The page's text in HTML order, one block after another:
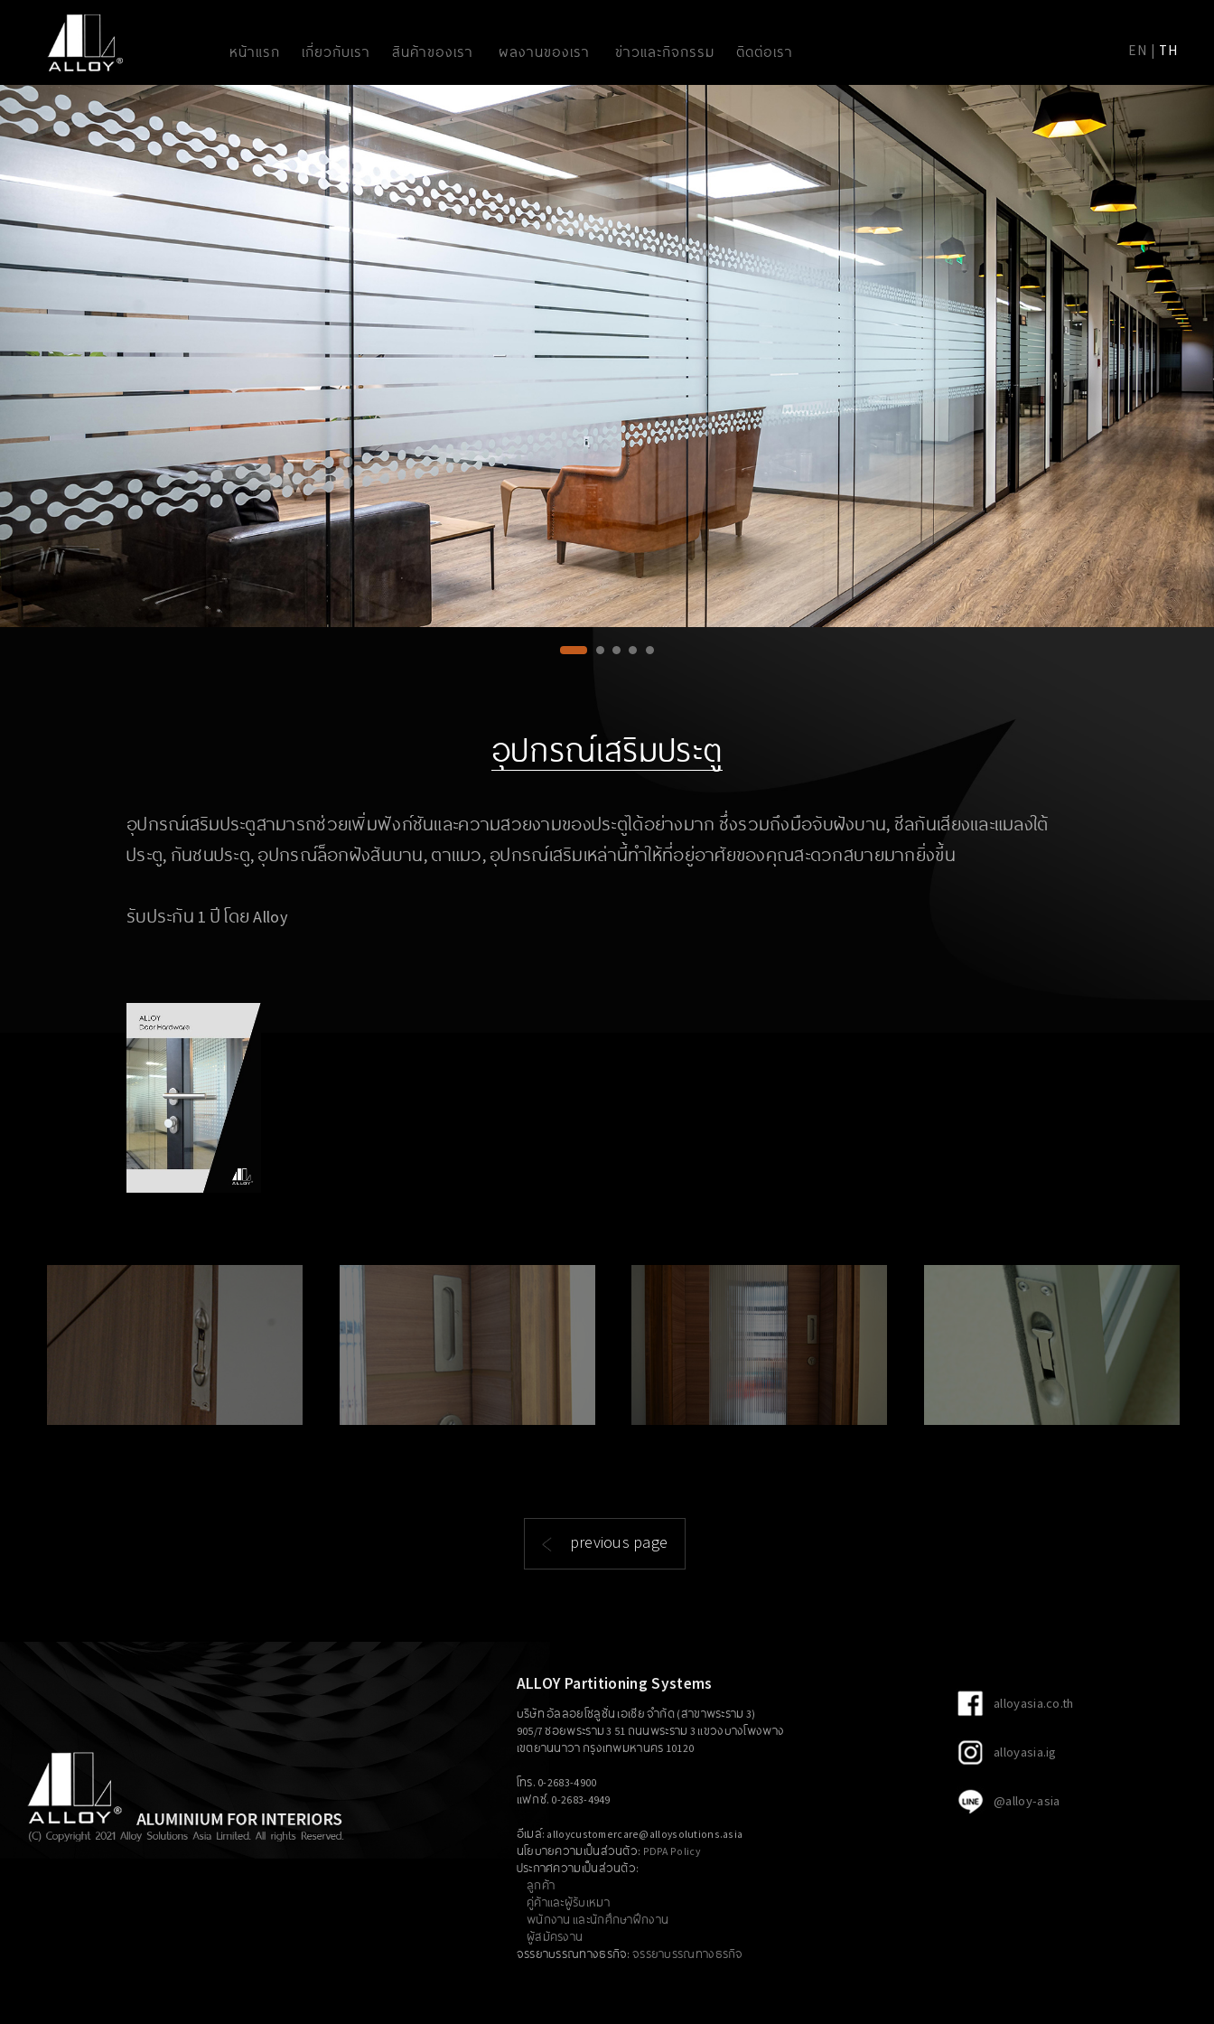
หน้าแรก เกี่ยวกับเรา สินค้าของเรา ผลงานของเรา ข่าวและกิจกรรม ติดต่อเรา EN | TH
อุปกรณ์เสริมประตู
อุปกรณ์เสริมประตูสามารถช่วยเพิ่มฟังก์ชันและความสวยงามของประตูได้อย่างมาก ซึ่งรวมถึงมือจับฝังบาน, ซีลกันเสียงและแมลงใต้
ประตู, กันชนประตู, อุปกรณ์ล็อกฝังสันบาน, ตาแมว, อุปกรณ์เสริมเหล่านี้ทำให้ที่อยู่อาศัยของคุณสะดวกสบายมากยิ่งขี้น
รับประกัน 1 ปี โดย Alloy
previous page
alloyasia.co.th
alloyasia.ig
@alloy-asia
ALLOY Partitioning Systems
บริษัท อัลลอยโซลูชั่น เอเซีย จำกัด (สาขาพระราม 3)
905/7 ซอยพระราม 3 51 ถนนพระราม 3 แขวงบางโพงพาง
เขตยานนาวา กรุงเทพมหานคร 10120
โทร. 0-2683-4900
แฟกซ์. 0-2683-4949
อีเมล์: alloycustomercare@alloysolutions.asia
นโยบายความเป็นส่วนตัว: PDPA Policy
ประกาศความเป็นส่วนตัว:
ลูกค้า
คู่ค้าและผู้รับเหมา
พนักงาน และนักศึกษาฝึกงาน
ผู้สมัครงาน
จรรยาบรรณทางธุรกิจ: จรรยาบรรณทางธุรกิจ